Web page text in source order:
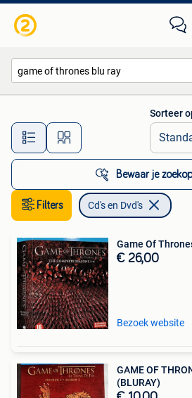
Alle afstanden…
Sorteer
Bewaar je
Filters Cd's en Dvd's
Game Of
€ 26,00
Bezoek website
GAME OF
(BLURAY)